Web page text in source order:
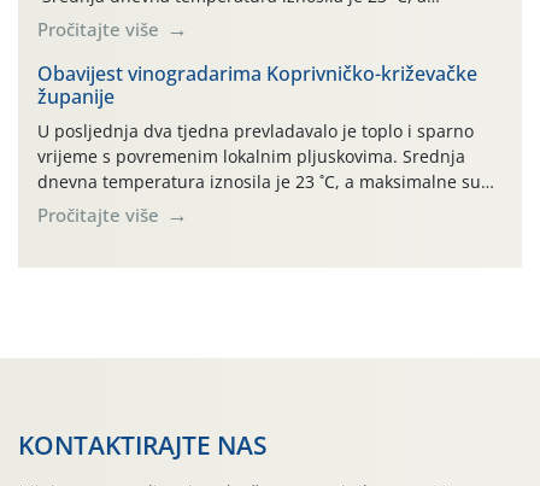
maksimalne su posljednjih dana dosezale do 35 ˚C.
Simptome plamenjače vinove loze (Plasmoparas
viticola) vidljivi su na zapercima i vršnom mladom lišću.
Kako bi i dalje održali zdravu lisnu masu u zaštiti je
moguće […]
Pročitajte više
Obavijest vinogradarima Koprivničko-križevačke
županije
U posljednja dva tjedna prevladavalo je toplo i sparno
vrijeme s povremenim lokalnim pljuskovima. Srednja
dnevna temperatura iznosila je 23 ˚C, a maksimalne su
se posljednjih dana penjale do 35 ˚C. Prognostičari u
narednom razdoblju najavljuju drugi ovogodišnji
Pročitajte više
KONTAKTIRAJTE NAS